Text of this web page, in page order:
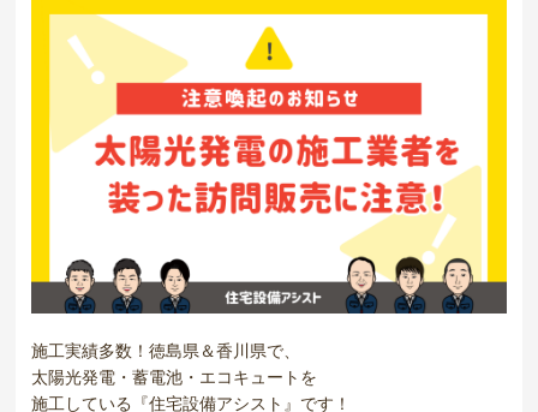
施工実績多数！徳島県＆香川県で、
太陽光発電・蓄電池・エコキュートを
施工している『住宅設備アシスト』です！